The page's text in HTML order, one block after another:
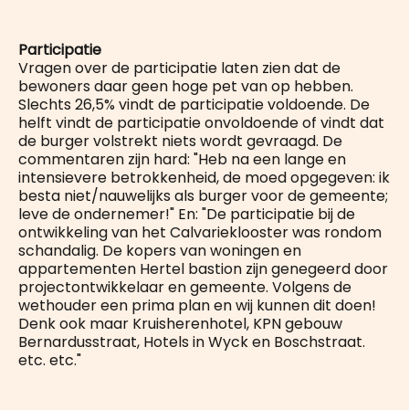
Participatie
Vragen over de participatie laten zien dat de
bewoners daar geen hoge pet van op hebben.
Slechts 26,5% vindt de participatie voldoende. De
helft vindt de participatie onvoldoende of vindt dat
de burger volstrekt niets wordt gevraagd. De
commentaren zijn hard: "Heb na een lange en
intensievere betrokkenheid, de moed opgegeven: ik
besta niet/nauwelijks als burger voor de gemeente;
leve de ondernemer!" En: "De participatie bij de
ontwikkeling van het Calvarieklooster was rondom
schandalig. De kopers van woningen en
appartementen Hertel bastion zijn genegeerd door
projectontwikkelaar en gemeente. Volgens de
wethouder een prima plan en wij kunnen dit doen!
Denk ook maar Kruisherenhotel, KPN gebouw
Bernardusstraat, Hotels in Wyck en Boschstraat.
etc. etc."